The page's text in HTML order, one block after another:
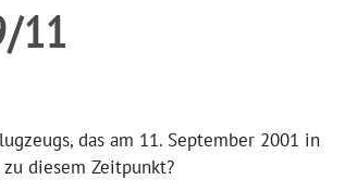
11
das am 11. September 2001 in
diesem Zeitpunkt?